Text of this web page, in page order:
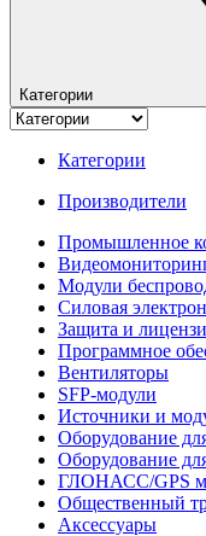
Категории
Категории
Производители
Промышленное
Модули
Силовая
Защита и
Программное
Вентиляторы
SFP-модули
Источники и
Оборудование
Оборудование
ГЛОНАСС/GPS
Общественный
Аксессуары